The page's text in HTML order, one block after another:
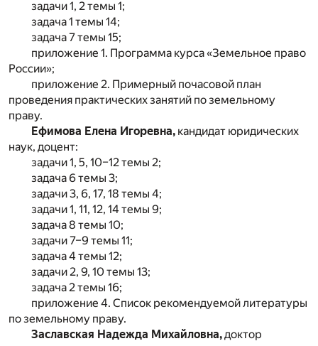
задачи 1, 2 темы 1;
задача 1 темы 14;
задача 7 темы 15;
приложение 1. Программа курса «Земельное право
России»;
приложение 2. Примерный почасовой план
проведения практических занятий по земельному
праву.
Ефимова Елена Игоревна, кандидат юридических
наук, доцент:
задачи 1, 5, 10–12 темы 2;
задача 6 темы 3;
задачи 3, 6, 17, 18 темы 4;
задачи 1, 11, 12, 14 темы 9;
задача 8 темы 10;
задачи 7–9 темы 11;
задача 4 темы 12;
задачи 2, 9, 10 темы 13;
задача 2 темы 16;
приложение 4. Список рекомендуемой литературы
по земельному праву.
Заславская Надежда Михайловна,доктор